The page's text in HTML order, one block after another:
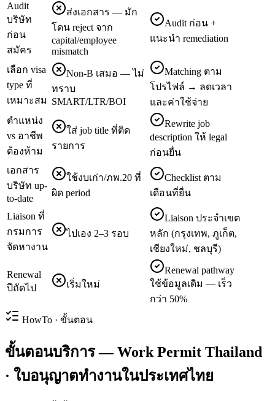
Audit
บริษัท
ก่อน
สมัคร
ส่งเอกสาร — มัก
โดน reject จาก
capital/employee
mismatch
Audit ก่อน +
แนะนำ remediation
เลือก visa
type ที่
เหมาะสม
Non-B เสมอ — ไม่
ทราบ
SMART/LTR/BOI
Matching ตาม
โปรไฟล์ → ลดเวลา
และค่าใช้จ่าย
ตำแหน่ง
vs อาชีพ
ต้องห้าม
ใส่ job title ที่ติด
รายการ
Rewrite job
description ให้ legal
ก่อนยื่น
เอกสาร
บริษัท up-
to-date
ใช้งบเก่า/ภพ.20 ที่
ผิด period
Checklist ตาม
เดือนที่ยื่น
Liaison ที่
กรมการ
จัดหางาน
ไปเอง 2–3 รอบ
Liaison ประจำเขต
หลัก (กรุงเทพ, ภูเก็ต,
เชียงใหม่, ชลบุรี)
Renewal
ปีถัดไป
เริ่มใหม่
Renewal pathway
ใช้ข้อมูลเดิม — เร็ว
กว่า 50%
HowTo · ขั้นตอน
ขั้นตอนบริการ — Work Permit Thailand
· ใบอนุญาตทำงานในประเทศไทย